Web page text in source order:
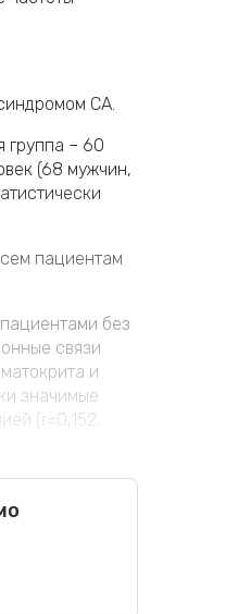
СА.
группа – 60
(68 мужчин,
пациентам
без
связи
и
значимые
(r=0,152,